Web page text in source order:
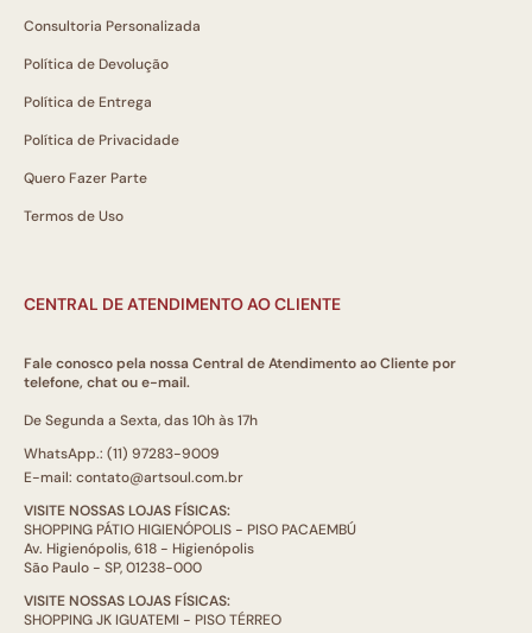
Consultoria Personalizada
Política de Devolução
Política de Entrega
Política de Privacidade
Quero Fazer Parte
Termos de Uso
CENTRAL DE ATENDIMENTO AO CLIENTE
Fale conosco pela nossa Central de Atendimento ao Cliente por
telefone, chat ou e-mail.
De Segunda a Sexta, das 10h às 17h
WhatsApp.: (11) 97283-9009
E-mail: contato@artsoul.com.br
VISITE NOSSAS LOJAS FÍSICAS:
SHOPPING PÁTIO HIGIENÓPOLIS - PISO PACAEMBÚ
Av. Higienópolis, 618 - Higienópolis
São Paulo - SP, 01238-000
VISITE NOSSAS LOJAS FÍSICAS:
SHOPPING JK IGUATEMI - PISO TÉRREO